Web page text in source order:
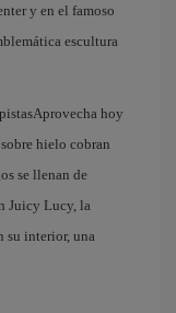
y en el famoso
escultura
hoy
hielo cobran
se llenan de
Juicy Lucy, la
su interior, una